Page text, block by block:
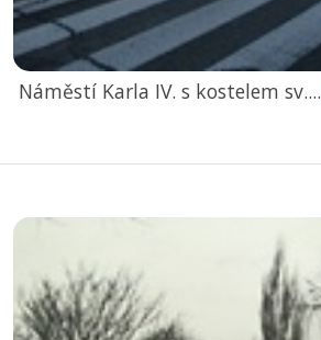
Náměstí Karla IV. s kostelem sv....